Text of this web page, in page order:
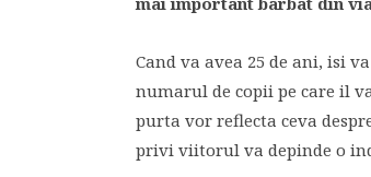
Cand va avea 25 de ani, isi
numarul de copii pe care il
purta vor reflecta ceva
privi viitorul va depinde o